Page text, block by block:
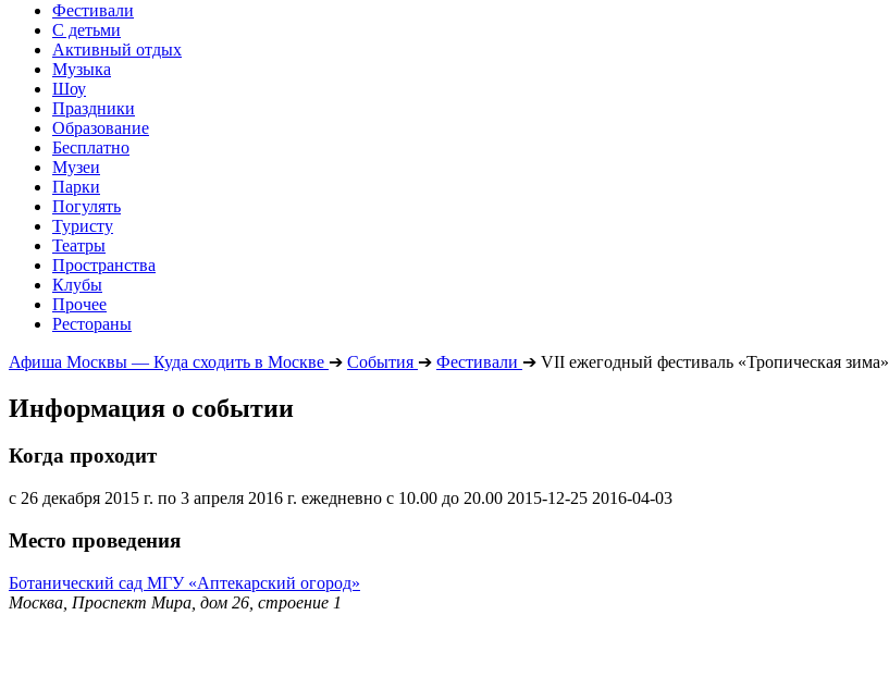
Фестивали
С детьми
Активный отдых
Музыка
Шоу
Праздники
Образование
Бесплатно
Музеи
Парки
Погулять
Туристу
Театры
Пространства
Клубы
Прочее
Рестораны
Афиша Москвы — Куда сходить в Москве ➔ События ➔ Фестивали ➔ VII ежегодный фестиваль «Тропическая зима»
Информация о событии
Когда проходит
с 26 декабря 2015 г. по 3 апреля 2016 г. ежедневно с 10.00 до 20.00 2015-12-25 2016-04-03
Место проведения
Ботанический сад МГУ «Аптекарский огород»
Москва, Проспект Мира, дом 26, строение 1